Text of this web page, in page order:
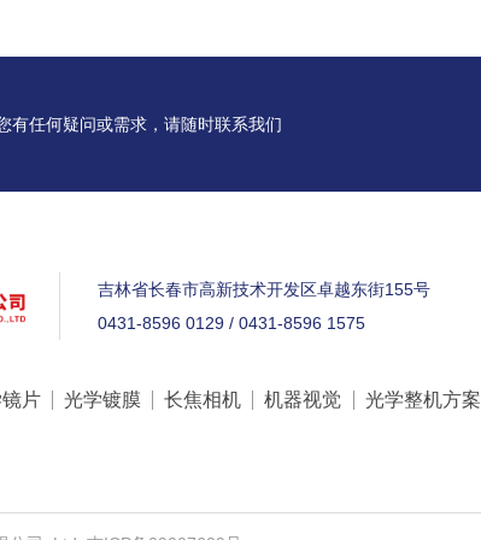
有任何疑问或需求，请随时联系我们
吉林省长春市高新技术开发区卓越东街155号
0431-8596 0129 / 0431-8596 1575
片 光学镀膜 长焦相机 机器视觉 光学整机方案